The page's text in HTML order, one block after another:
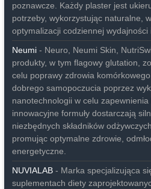
poznawcze. Każdy plaster jest
potrzeby, wykorzystując naturalne,
optymalizacji codziennej wydajności
Neumi- Neuro, Neumi Skin,
produkty, w tym flagowy glutation,
celu poprawy zdrowia
dobrego samopoczucia poprzez
nanotechnologii w celu zapewnienia
innowacyjne formuły dostarczają
niezbędnych składników
promując optymalne zdrowie,
energetyczne.
NUVIALAB- Marka specjalizująca
suplementach diety